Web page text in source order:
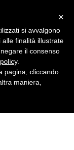
×
si avvalgono
finalità illustrate
il consenso
.
pagina, cliccando
maniera,